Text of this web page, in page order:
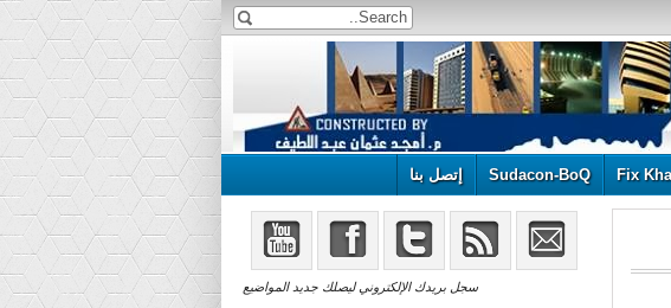
Fix
Sudacon-BoQ إتصل بنا
سجل بريدك الإلكتروني ليصلك جديد المواضيع